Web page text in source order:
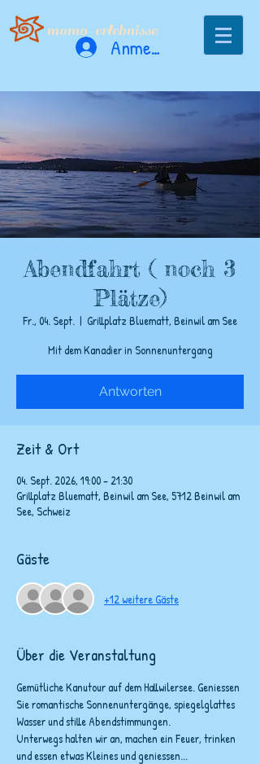
momo-erlebnisse
Anmelden
Abendfahrt ( noch 3
Plätze)
Fr., 04. Sept.
  |
Grillplatz Bluematt, Beinwil am See
Mit dem Kanadier in Sonnenuntergang
Antworten
Zeit & Ort
04. Sept. 2026, 19:00 – 21:30
Grillplatz Bluematt, Beinwil am See, 5712 Beinwil am
See, Schweiz
Gäste
+12 weitere Gäste
Über die Veranstaltung
Gemütliche Kanutour auf dem Hallwilersee. Geniessen
Sie romantische Sonnenuntergänge, spiegelglattes
Wasser und stille Abendstimmungen.
Unterwegs halten wir an, machen ein Feuer, trinken
und essen etwas Kleines und geniessen...